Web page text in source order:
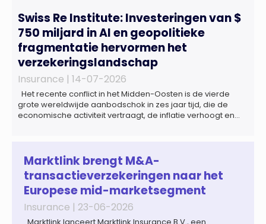
Swiss Re Institute: Investeringen van $
750 miljard in AI en geopolitieke
fragmentatie hervormen het
verzekeringslandschap
Insurance | 14-07-2026
Het recente conflict in het Midden-Oosten is de vierde
grote wereldwijde aanbodschok in zes jaar tijd, die de
economische activiteit vertraagt, de inflatie verhoogt en
wereldwijd naar verwachting afnemen tot 1,3% in reële
termen in […]
Marktlink brengt M&A-
transactieverzekeringen naar het
Europese mid-marketsegment
Insurance | 23-06-2026